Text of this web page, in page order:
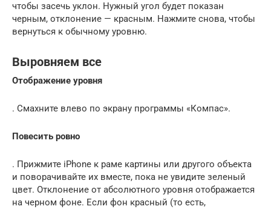
чтобы засечь уклон. Нужный угол будет показан
черным, отклонение — красным. Нажмите снова, чтобы
вернуться к обычному уровню.
Выровняем все
Отображение уровня
. Смахните влево по экрану программы «Компас».
Повесить ровно
. Прижмите iPhone к раме картины или другого объекта
и поворачивайте их вместе, пока не увидите зеленый
цвет. Отклонение от абсолютного уровня отображается
на черном фоне. Если фон красный (то есть,